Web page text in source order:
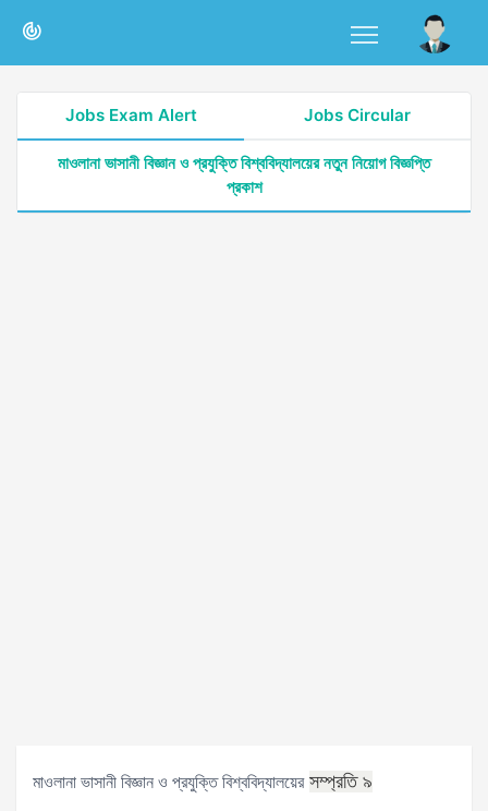
Jobs Exam Alert Jobs Circular
মাওলানা ভাসানী বিজ্ঞান ও প্রযুক্তি বিশ্ববিদ্যালয়ের নতুন নিয়োগ বিজ্ঞপ্তি
প্রকাশ
মাওলানা ভাসানী বিজ্ঞান ও প্রযুক্তি বিশ্ববিদ্যালয়ের সম্প্রতি ৯